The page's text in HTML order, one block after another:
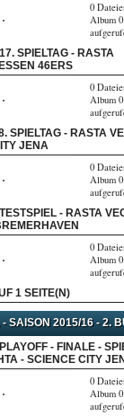
0
Album
SPIELTAG - RASTA
46ERS
0
Album
SPIELTAG - RASTA
JENA
0
Album
- RASTA
0
Album
1 SEITE(N)
SAISON 2015/16 - 2.
- FINALE -
- SCIENCE CITY
0
Album